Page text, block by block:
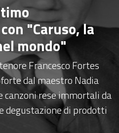
"Caruso, la
mondo"
Francesco Fortes
dal maestro Nadia
canzoni rese immortali da
degustazione di prodotti